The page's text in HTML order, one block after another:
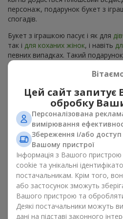
персонаж, подарунок букет з
спогадів.
Букет з іграшкою пасує і як для
так і для коханих жінок, і навіть
певних випадках. Такий
підкреслює щиру турботу,
flowers.ua
подарунок в м. Бородянка
Як м’яка
емоції разом
Букет з іграшкою — універсальне
Таке поєднання подвоює емоції
оновлювати їх в пам’яті, кожен
приятель потрапляє у поле зору
працюють ідеально. Квіти та
красою і ніжністю, а ще
довгі роки.
Цей сайт запитує
обробку
Персоналізована
вимірювання
Збереження і/або
Вашому пристрої
Інформація з Вашого
cookie та унікальні
постачальникам. Крім того,
або застосунок зможуть
Вашого пристрою та
Деякі постачальники можуть
дані на підставі законного